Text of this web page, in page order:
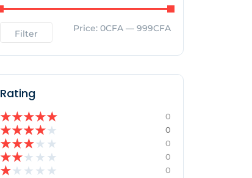
Filter Price: 0CFA — 999CFA
Rating
★★★★★ 0
★★★★★ 0
★★★★ ★ 0
★★★ ★ ★ 0
★★ ★ ★ ★ 0